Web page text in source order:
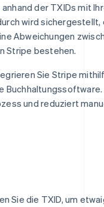
anhand der TXIDs mit
wird sichergestellt,
Abweichungen
Stripe bestehen.
Sie Stripe
Buchhaltungssoftware.
und reduziert
Sie die TXID, um